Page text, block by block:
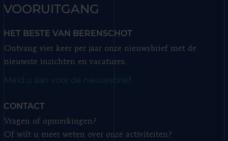
VOORUITGANG
HET BESTE VAN BERENSCHOT
Ontvang vier keer per jaar onze nieuwsbrief met de
nieuwste inzichten en vacatures.
Meld u aan voor de nieuwsbrief.
CONTACT
Vragen of opmerkingen?
Of wilt u meer weten over onze activiteiten?